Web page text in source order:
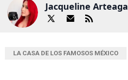
Jacqueline Arteaga
LA CASA DE LOS FAMOSOS MÉXICO